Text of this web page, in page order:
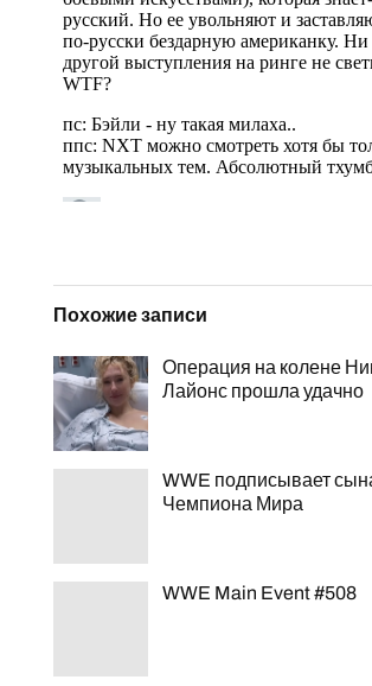
Похожие записи
Операция на колене
Лайонс прошла удачно
WWE подписывает
Чемпиона Мира
WWE Main Event #508